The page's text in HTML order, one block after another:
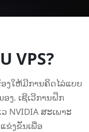
VPS?
ງໃຫ້ມີການຄິດໄລ່ແບບ
ງ. ເຊີເວີການຝຶກ
NVIDIA ສະເພາະ
ຂ່ງຂັນເພື່ອ